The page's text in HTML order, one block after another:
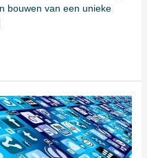
bouwen van een unieke